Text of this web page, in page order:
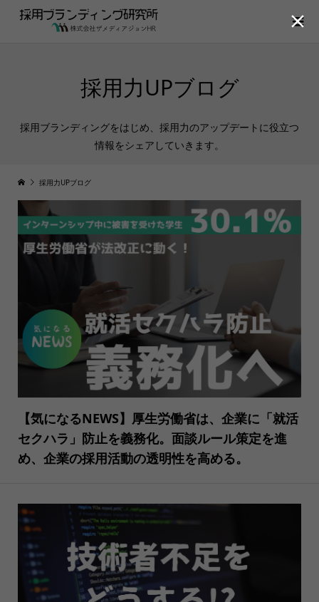
採用力UPブログ
採用ブランディングをはじめ、採用力のアップデートに役立つ
情報をシェアしていきます。
採用力UPブログ
【気になるNEWS】厚生労働省は、企業に「就活
セクハラ」防止を義務化。面談ルール策定を進
め、企業の採用活動の透明性を高める。
